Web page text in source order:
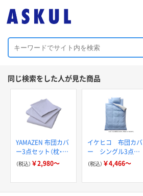
同じ検索をした人が見た商品
YAMAZEN 布団カバ
ー3点セット（枕・敷
布団・掛布団）YEFC-
（税込） ￥2,980～
イケヒコ 布団カバ
ー シングル3点セ
ット 『リバSカバ
（税込） ￥4,466～